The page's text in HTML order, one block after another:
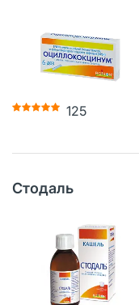
125
Стодаль